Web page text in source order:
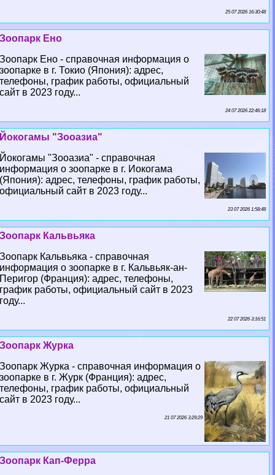
25 07 2026 16:30:48
Зоопарк Ено
Зоопарк Ено - справочная информация о
зоопарке в г. Токио (Япония): адрес,
телефоны, график работы, официальный
сайт в 2023 году...
24 07 2026 22:46:18
Йокогамы "Зооазиа"
Йокогамы "Зооазиа" - справочная
информация о зоопарке в г. Иокогама
(Япония): адрес, телефоны, график работы,
официальный сайт в 2023 году...
23 07 2026 1:58:48
Зоопарк Кальвьяка
Зоопарк Кальвьяка - справочная
информация о зоопарке в г. Кальвьяк-ан-
Перигор (Франция): адрес, телефоны,
график работы, официальный сайт в 2023
году...
22 07 2026 3:16:51
Зоопарк Журка
Зоопарк Журка - справочная информация о
зоопарке в г. Журк (Франция): адрес,
телефоны, график работы, официальный
сайт в 2023 году...
21 07 2026 3:29:29
Зоопарк Кап-Ферра